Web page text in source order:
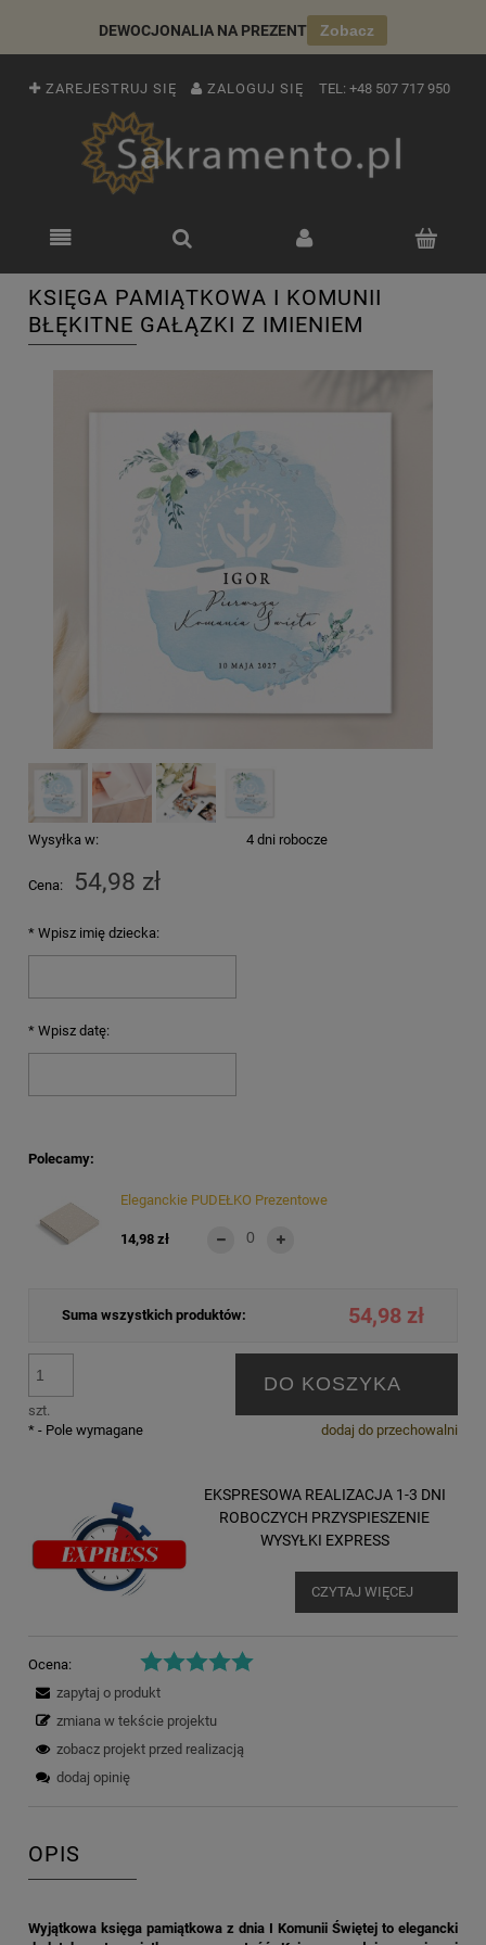
DEWOCJONALIA NA PREZENT Zobacz
ZAREJESTRUJ SIĘ ZALOGUJ SIĘ TEL: +48 507 717 950
KSIĘGA PAMIĄTKOWA I KOMUNII
BŁĘKITNE GAŁĄZKI Z IMIENIEM
Wysyłka w: 4 dni robocze
Cena: 54,98 zł
* Wpisz imię dziecka:
* Wpisz datę:
Polecamy:
Eleganckie PUDEŁKO Prezentowe
14,98 zł
Suma wszystkich produktów: 54,98 zł
szt.
DO KOSZYKA
dodaj do przechowalni
* - Pole wymagane
EKSPRESOWA REALIZACJA 1-3 DNI
ROBOCZYCH PRZYSPIESZENIE
WYSYŁKI EXPRESS
CZYTAJ WIĘCEJ
Ocena:
zapytaj o produkt
zmiana w tekście projektu
zobacz projekt przed realizacją
dodaj opinię
OPIS
Wyjątkowa księga pamiątkowa z dnia I Komunii Świętej to elegancki